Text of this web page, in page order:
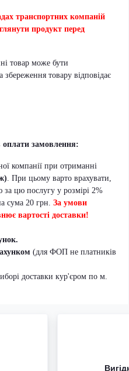
транспортних компаній
продукт перед
товар може бути
товару відповідає
оплати замовлення:
компанії при отриманні
. При цьому варто врахувати,
цю послугу у розмірі 2%
сума 20 грн. За умови
вартості доставки!
(для ФОП не платників
доставки кур'єром по м.